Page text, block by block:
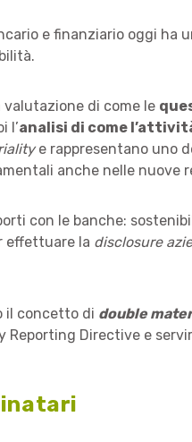
e finanziario oggi ha
valutazione di come le
l’analisi di come
e rappresentano uno
anche nelle nuove
con le banche:
effettuare la disclosure
il concetto di double
Reporting Directive e